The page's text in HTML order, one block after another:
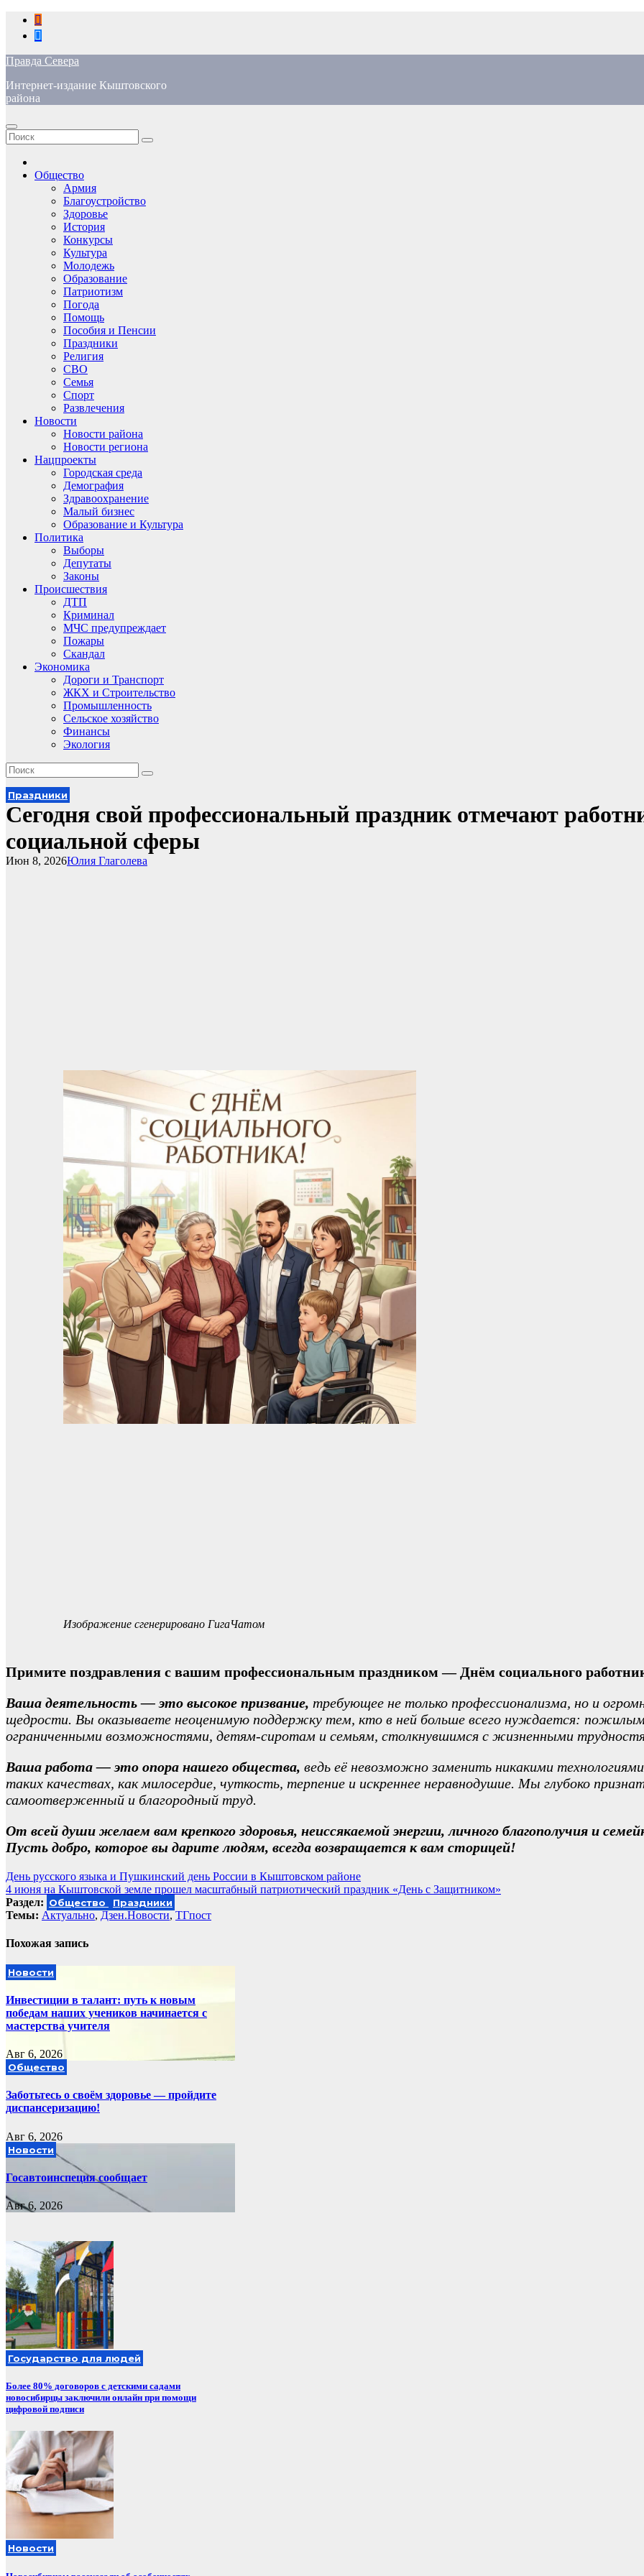
Перейти
содержимому
Правда Севера
Интернет-издание Кыштовского
района
Общество
Армия
Благоустройство
Здоровье
История
Конкурсы
Культура
Молодежь
Образование
Патриотизм
Погода
Помощь
Пособия и Пенсии
Праздники
Религия
СВО
Семья
Спорт
Развлечения
Новости
Новости района
Новости региона
Нацпроекты
Городская среда
Демография
Здравоохранение
Малый бизнес
Образование и Культура
Политика
Выборы
Депутаты
Законы
Происшествия
ДТП
Криминал
МЧС предупреждает
Пожары
Скандал
Экономика
Дороги и Транспорт
ЖКХ и Строительство
Промышленность
Сельское хозяйство
Финансы
Экология
Праздники
Сегодня свой профессиональный праздник отмечают
социальной сферы
Юлия Глаголева
Июн 8, 2026
Изображение сгенерировано ГигаЧатом
Примите поздравления с вашим профессиональным праздником — Днём социального
Ваша деятельность — это высокое призвание, требующее не только профессионализма, но и
щедрости. Вы оказываете неоценимую поддержку тем, кто в ней больше всего нуждается:
ограниченными возможностями, детям-сиротам и семьям, столкнувшимся с жизненными
Ваша работа — это опора нашего общества, ведь её невозможно заменить никакими
таких качествах, как милосердие, чуткость, терпение и искреннее неравнодушие. Мы глубоко
самоотверженный и благородный труд.
От всей души желаем вам крепкого здоровья, неиссякаемой энергии, личного благополучия и
Пусть добро, которое вы дарите людям, всегда возвращается к вам сторицей!
Навигация
по
записям
День русского языка и Пушкинский день России в Кыштовском районе
4 июня на Кыштовской земле прошел масштабный патриотический праздник «День с Защитником»
Раздел: Общество Праздники
Темы: Актуально, Дзен.Новости, ТГпост
Похожая запись
Новости
Инвестиции в талант: путь к новым
победам наших учеников начинается с
мастерства учителя
Авг 6, 2026
Общество
Заботьтесь о своём здоровье — пройдите
диспансеризацию!
Авг 6, 2026
Новости
Госавтоинспеция сообщает
Авг 6, 2026
Государство для людей
Более 80% договоров с детскими садами
новосибирцы заключили онлайн при помощи
цифровой подписи
Новости